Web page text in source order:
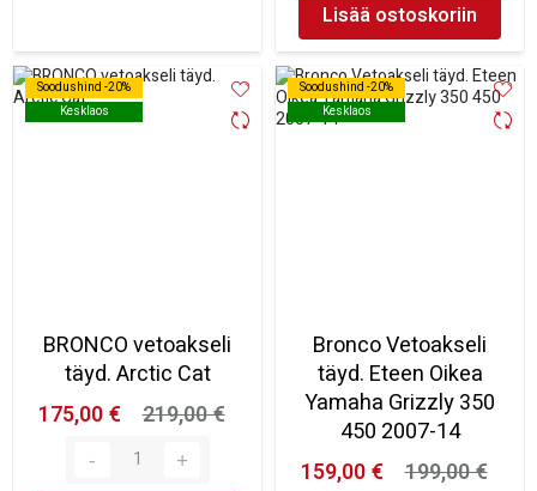
Lisää ostoskoriin
Soodushind -20%
Kesklaos
Soodushind -20%
Kesklaos
BRONCO vetoakseli
täyd. Arctic Cat
175,00 €
219,00 €
Soodushind -20%
Kesklaos
Soodushind -20%
Kesklaos
Bronco Vetoakseli
täyd. Eteen Oikea
Yamaha Grizzly 350
450 2007-14
159,00 €
199,00 €